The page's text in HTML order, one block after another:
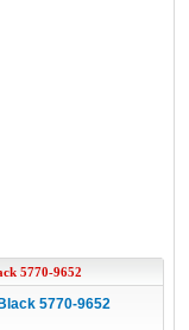
5770-9652
5770-9652